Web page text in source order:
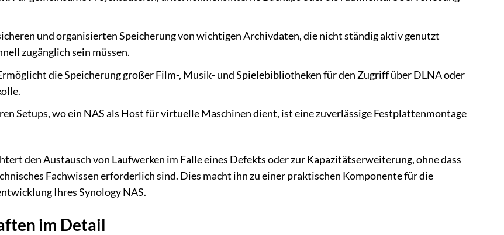
und organisierten Speicherung von wichtigen Archivdaten, die nicht ständig aktiv genutzt
zugänglich sein müssen.
die Speicherung großer Film-, Musik- und Spielebibliotheken für den Zugriff über DLNA oder
Setups, wo ein NAS als Host für virtuelle Maschinen dient, ist eine zuverlässige Festplattenmontage
den Austausch von Laufwerken im Falle eines Defekts oder zur Kapazitätserweiterung, ohne dass
Fachwissen erforderlich sind. Dies macht ihn zu einer praktischen Komponente für die
Ihres Synology NAS.
im Detail